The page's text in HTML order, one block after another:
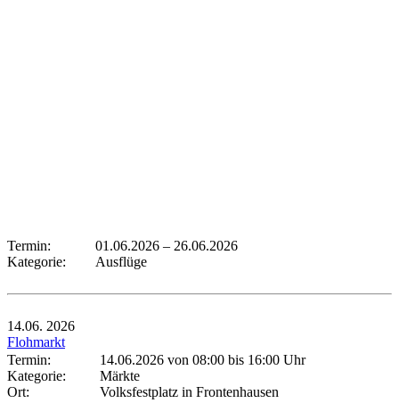
Termin: 01.06.2026 – 26.06.2026
Kategorie:
Ausflüge
14.06. 2026
Flohmarkt
Termin:
14.06.2026 von 08:00 bis 16:00 Uhr
Kategorie:
Märkte
Ort:
Volksfestplatz in Frontenhausen